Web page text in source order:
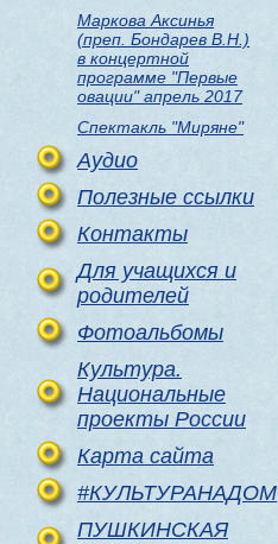
Маркова Аксинья
(преп. Бондарев В.Н.)
в концертной
программе "Первые
овации" апрель 2017
Спектакль "Миряне"
Аудио
Полезные ссылки
Контакты
Для учащихся и
родителей
Фотоальбомы
Культура.
Национальные
проекты России
Карта сайта
#КУЛЬТУРАНАДОМ
ПУШКИНСКАЯ